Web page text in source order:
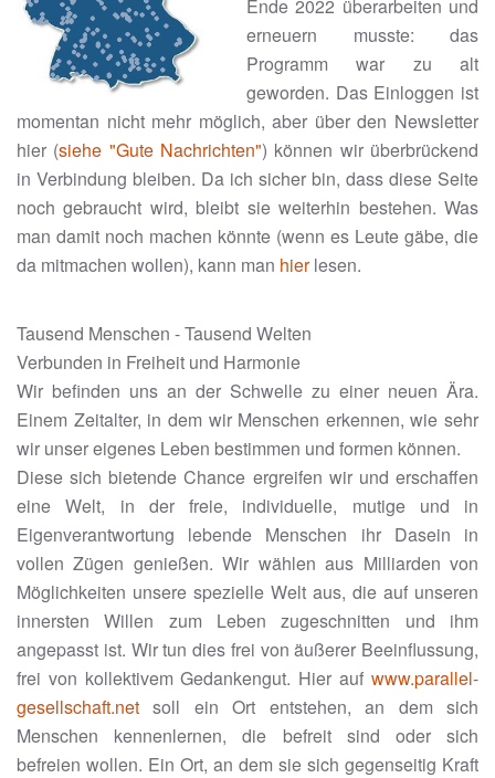
Ende 2022 überarbeiten und
erneuern musste: das
Programm war zu alt
geworden. Das Einloggen ist
momentan nicht mehr möglich, aber über den Newsletter
hier (siehe "Gute Nachrichten") können wir überbrückend
in Verbindung bleiben. Da ich sicher bin, dass diese Seite
noch gebraucht wird, bleibt sie weiterhin bestehen. Was
man damit noch machen könnte (wenn es Leute gäbe, die
da mitmachen wollen), kann man hierlesen.
Tausend Menschen - Tausend Welten
Verbunden in Freiheit und Harmonie
Wir befinden uns an der Schwelle zu einer neuen Ära.
Einem Zeitalter, in dem wir Menschen erkennen, wie sehr
wir unser eigenes Leben bestimmen und formen können.
Diese sich bietende Chance ergreifen wir und erschaffen
eine Welt, in der freie, individuelle, mutige und in
Eigenverantwortung lebende Menschen ihr Dasein in
vollen Zügen genießen. Wir wählen aus Milliarden von
Möglichkeiten unsere spezielle Welt aus, die auf unseren
innersten Willen zum Leben zugeschnitten und ihm
angepasst ist. Wir tun dies frei von äußerer Beeinflussung,
frei von kollektivem Gedankengut. Hier auf www.parallel-
gesellschaft.net soll ein Ort entstehen, an dem sich
Menschen kennenlernen, die befreit sind oder sich
befreien wollen. Ein Ort, an dem sie sich gegenseitig Kraft